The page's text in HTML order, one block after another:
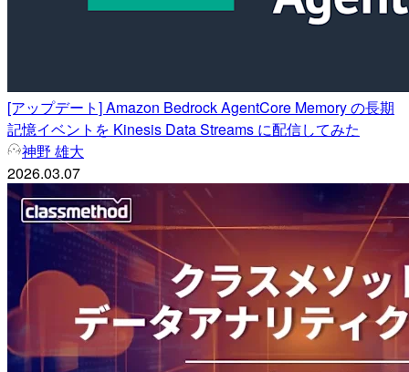
[アップデート] Amazon Bedrock AgentCore Memory の長期
記憶イベントを Kinesis Data Streams に配信してみた
神野 雄大
2026.03.07